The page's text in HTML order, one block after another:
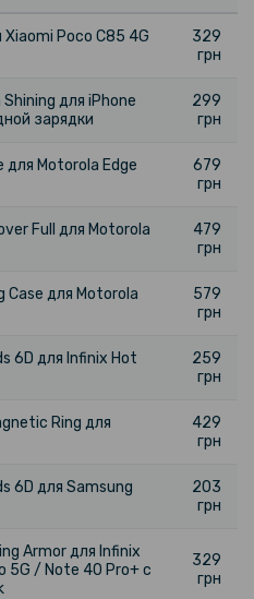
Poco C85 4G
329
грн
для iPhone
зарядки
299
грн
Motorola Edge
679
грн
Full для Motorola
479
грн
Case для Motorola
579
грн
6D для Infinix Hot
259
грн
Ring для
429
грн
6D для Samsung
203
грн
Armor для Infinix
5G / Note 40 Pro+ с
329
грн